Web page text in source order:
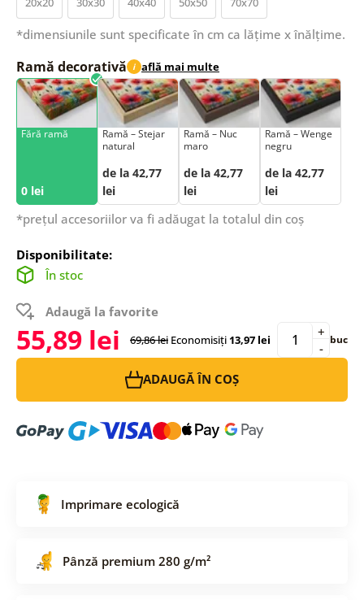
*dimensiunile sunt specificate în cm ca lățime x înălțime.
Ramă decorativă i află mai multe
Fără ramă
0 lei
Ramă – Stejar
natural
de la 42,77
lei
Ramă – Nuc
maro
de la 42,77
lei
Ramă – Wenge
negru
de la 42,77
lei
*prețul accesoriilor va fi adăugat la totalul din coș
Disponibilitate:
În stoc
Adaugă la favorite
55,89 lei 69,86 lei Economisiți13,97 lei -
+ buc
ADAUGĂ ÎN COȘ
Imprimare ecologică
Pânză premium 280 g/m²